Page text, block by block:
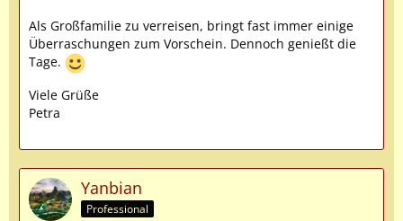
Als Großfamilie zu verreisen, bringt fast immer einige
Überraschungen zum Vorschein. Dennoch genießt die
Tage.
Viele Grüße
Petra
Yanbian
Professional